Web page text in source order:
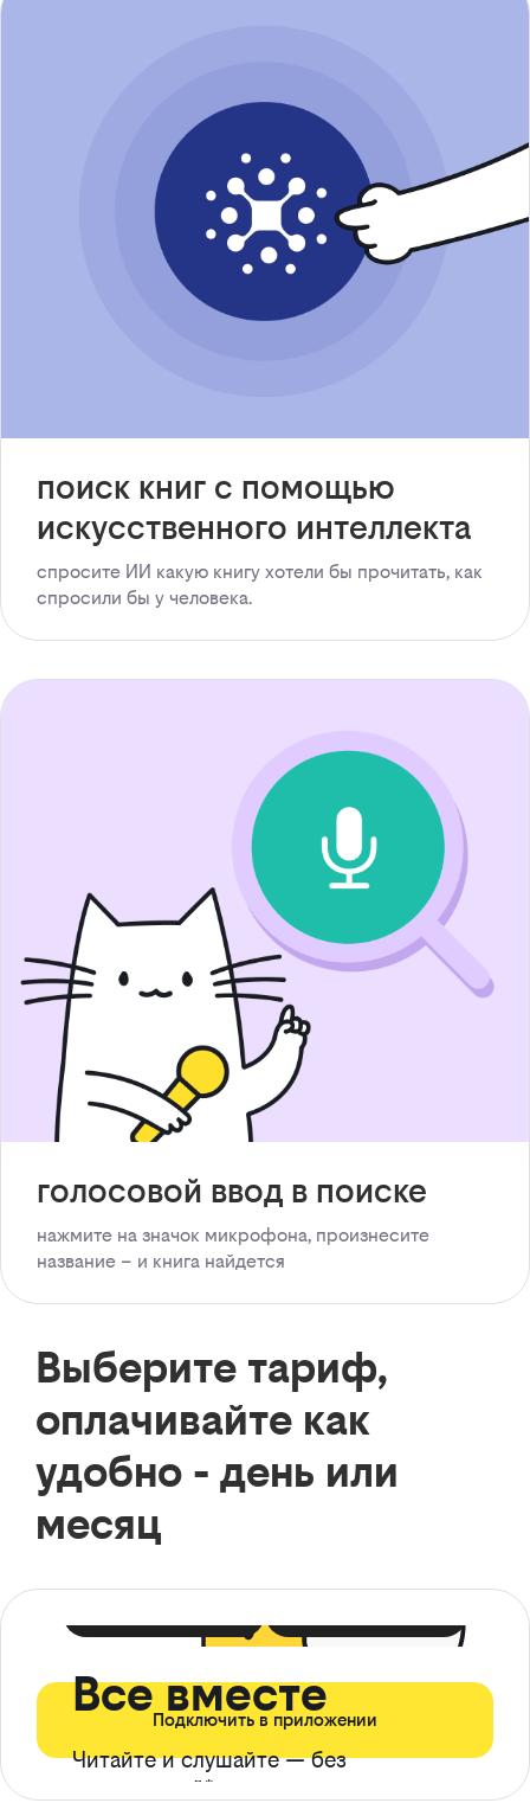
поиск книг с помощью
искусственного интеллекта
спросите ИИ какую книгу хотели бы прочитать, как
спросили бы у человека.
голосовой ввод в поиске
нажмите на значок микрофона, произнесите
название – и книга найдется
Выберите тариф,
оплачивайте как
удобно - день или
месяц
Все вместе
Читайте и слушайте — без
ограничений*
Подключить в приложении